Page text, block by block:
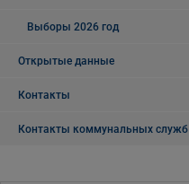
Выборы 2026 год
Открытые данные
Контакты
Контакты коммунальных служб